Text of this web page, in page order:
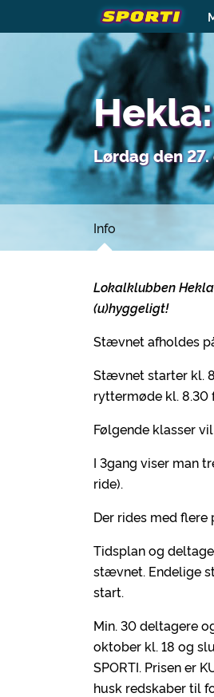
Lørdag den
Info
Lokalklubben
(u)hyggeligt!
Stævnet afholdes
Stævnet starter kl.
ryttermøde kl. 8.30
Følgende klasser
I 3gang viser man
ride).
Der rides med flere
Tidsplan og
stævnet. Endelige
start.
Min. 30 deltagere
oktober kl. 18 og
SPORTI. Prisen er
husk redskaber til